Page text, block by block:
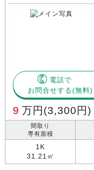
電話で
お問合せする
9 万円 (3,300円)
間取り
専有面積
1K
31.21㎡